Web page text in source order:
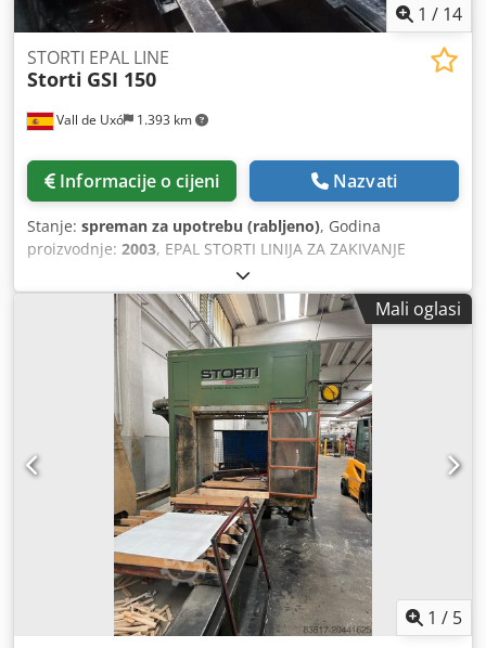
1 / 14
Vall de Uxó 1.393 km
STORTI EPAL LINE
Storti GSI 150
Informacije o cijeni Nazvati
Stanje: spreman za upotrebu (rabljeno), Godina
proizvodnje: 2003, EPAL STORTI LINIJA ZA ZAKIVANJE
PALETA. LINIJSKI RAD. POGLEDAJTE UVJETE PRODAJE
Dkjdpfxsk Nf S Hj Amnsr
Mali oglasi
1 / 5